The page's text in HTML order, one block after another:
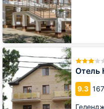
Отель
9.3
Отель
Кипарис